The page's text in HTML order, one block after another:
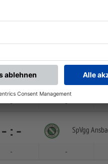
-:-
- -
- : - SpVgg
- -